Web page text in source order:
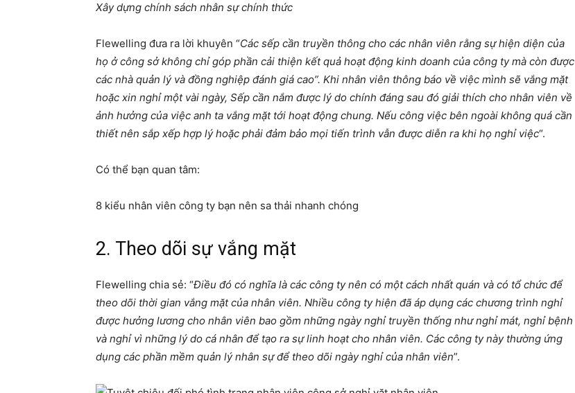
Xây dựng chính sách nhân sự chính thức
Flewelling đưa ra lời khuyên “Các sếp cần truyền thông cho các nhân viên rằng sự hiện diện của
họ ở công sở không chỉ góp phần cải thiện kết quả hoạt động kinh doanh của công ty mà còn được
các nhà quản lý và đồng nghiệp đánh giá cao”. Khi nhân viên thông báo về việc mình sẽ vắng mặt
hoặc xin nghỉ một vài ngày, Sếp cần nắm được lý do chính đáng sau đó giải thích cho nhân viên về
ảnh hưởng của việc anh ta vắng mặt tới hoạt động chung. Nếu công việc bên ngoài không quá cần
thiết nên sắp xếp hợp lý hoặc phải đảm bảo mọi tiến trình vẫn được diễn ra khi họ nghỉ việc“.
Có thể bạn quan tâm:
8 kiểu nhân viên công ty bạn nên sa thải nhanh chóng
2. Theo dõi sự vắng mặt
Flewelling chia sẻ: “Điều đó có nghĩa là các công ty nên có một cách nhất quán và có tổ chức để
theo dõi thời gian vắng mặt của nhân viên. Nhiều công ty hiện đã áp dụng các chương trình nghỉ
được hưởng lương cho nhân viên bao gồm những ngày nghỉ truyền thống như nghỉ mát, nghỉ bệnh
và nghỉ vì những lý do cá nhân để tạo ra sự linh hoạt cho nhân viên. Các công ty này thường ứng
dụng các phần mềm quản lý nhân sự để theo dõi ngày nghỉ của nhân viên”.